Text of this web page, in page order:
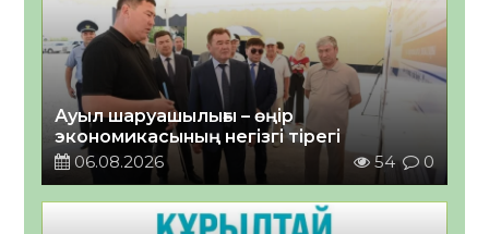
Ауыл шаруашылығы – өңір
экономикасының негізгі тірегі
06.08.2026
54 0